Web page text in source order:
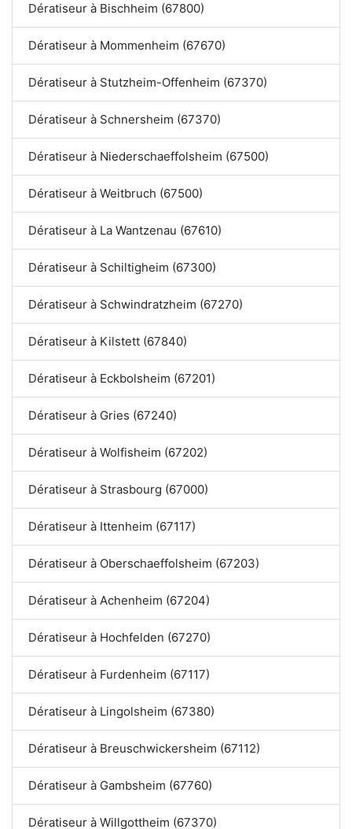
Dératiseur à Bischheim (67800)
Dératiseur à Mommenheim (67670)
Dératiseur à Stutzheim-Offenheim (67370)
Dératiseur à Schnersheim (67370)
Dératiseur à Niederschaeffolsheim (67500)
Dératiseur à Weitbruch (67500)
Dératiseur à La Wantzenau (67610)
Dératiseur à Schiltigheim (67300)
Dératiseur à Schwindratzheim (67270)
Dératiseur à Kilstett (67840)
Dératiseur à Eckbolsheim (67201)
Dératiseur à Gries (67240)
Dératiseur à Wolfisheim (67202)
Dératiseur à Strasbourg (67000)
Dératiseur à Ittenheim (67117)
Dératiseur à Oberschaeffolsheim (67203)
Dératiseur à Achenheim (67204)
Dératiseur à Hochfelden (67270)
Dératiseur à Furdenheim (67117)
Dératiseur à Lingolsheim (67380)
Dératiseur à Breuschwickersheim (67112)
Dératiseur à Gambsheim (67760)
Dératiseur à Willgottheim (67370)